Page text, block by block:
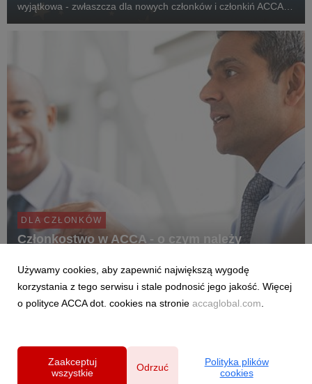
wyjątkowa - zwłaszcza dla nowych członków i członkiń ACCA,
zdobycia kwalifikacji ACCA i zdobycie członk...
DLA CZŁONKÓW
Członkostwo w ACCA - o czym należy
26 kwietnia 2023
Są tylko dwa wymogi dotyczące utrzymania aktywnego
członkostwa w ACCA.
Używamy cookies, aby zapewnić największą wygodę
korzystania z tego serwisu i stale podnosić jego jakość. Więcej
o polityce ACCA dot. cookies na stronie accaglobal.com
Zaakceptuj
wszystkie
Odrzuć
Polityka plików
cookies